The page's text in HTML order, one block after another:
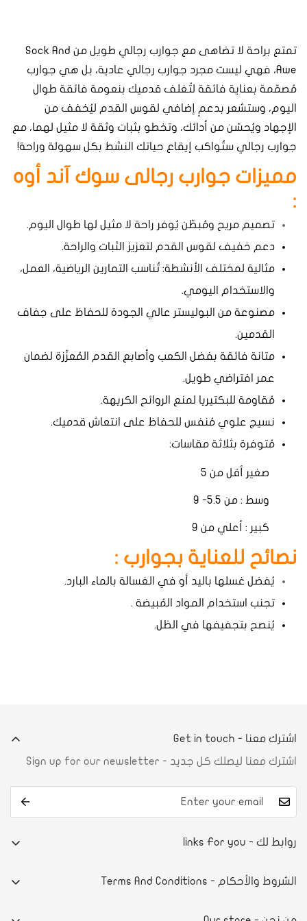
تمتع براحة لا تضاهى مع جوارب رجالي طويل من Sock And
Awe، فهي ليست مجرد جوارب رجالي عادية، بل هي جوارب
مُصمّمة بعناية فائقة لتُغلف قدميك بنعومة فائقة طوال
اليوم، وستشعر بدعمٍ إضافي لقوس القدم ليُخفف من
الإجهاد ويُحسّن من أدائك، وتخطو بثبات وثقة لا مثيل لهما، مع
جوارب رجالي ستُواكب إيقاع حياتك النشط بكل سهولة وراحة!
مميزات جوارب رجالى سوك آند أوه
:
تصميم مريح ومُبطّن يُوفر راحة لا مثيل لها طوال اليوم.
دعم خفيف لقوس القدم لتعزيز الثبات والراحة.
مثالية لمختلف الأنشطة: تُناسب التمارين الرياضية، العمل،
والاستخدام اليومي.
مصنوعة من البوليستر عالي الجودة للحفاظ على جفاف
القدمين.
متانة فائقة بفضل الكعب وأصابع القدم المُعزّزة لضمان
عمر افتراضي طويل.
مُقاومة للبكتيريا لمنع الروائح الكريهة.
نسيج علوي مُنفس للحفاظ على انتعاش قدميك.
مُتوفرة بثلاثة مقاسات:
صغير أقل من 5
وسط : من 5.5- 9
كبير : أعلي من 9
نصائح للعناية بجوارب :
يُفضل غسلها باليد أو في الغسالة بالماء البارد.
تجنب استخدام المواد المُبيضة .
يُنصح بتجفيفها في الظل.
اشترك معنا - Get in touch
اشترك معنا ليصلك كل جديد - Sign up for our newsletter
روابط لك - links For you
آراء العملاء
الشروط والأحكام - Terms And Conditions
Are you 18 years old or older?